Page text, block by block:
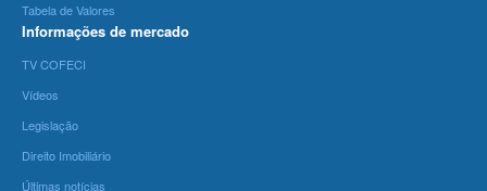
Tabela de Valores
Informações de mercado
TV COFECI
Vídeos
Legislação
Direito Imobiliário
Últimas notícias